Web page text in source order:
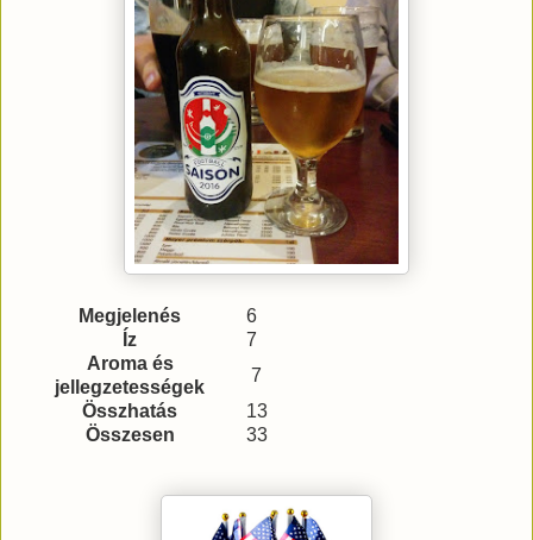
Megjelenés
6
Íz
7
Aroma és
jellegzetességek
7
Összhatás
13
Összesen
33